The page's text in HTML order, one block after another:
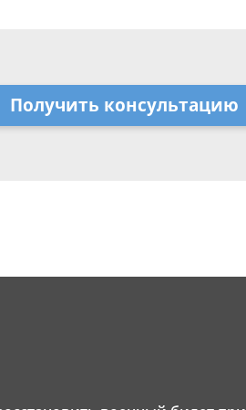
Получить консультацию